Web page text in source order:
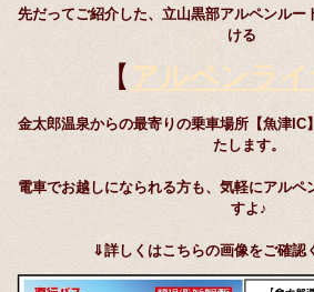
先だってご紹介した、立山黒部アルペンルー
ける
【 アルペンラ
金太郎温泉からの最寄りの乗車場所【魚津IC
たします。
電車でお越しになられる方も、気軽にアルペ
すよ♪
⇓詳しくはこちらの画像をご確認